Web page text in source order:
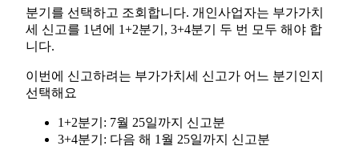
분기를 선택하고 조회합니다. 개인사업자는 부가가치
세 신고를 1년에 1+2분기, 3+4분기 두 번 모두 해야 합
니다.
이번에 신고하려는 부가가치세 신고가 어느 분기인지
선택해요
1+2분기: 7월 25일까지 신고분
3+4분기: 다음 해 1월 25일까지 신고분